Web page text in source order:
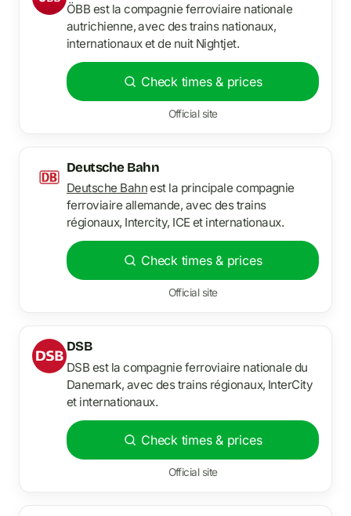
ÖBB est la compagnie ferroviaire nationale
autrichienne, avec des trains nationaux,
internationaux et de nuit Nightjet.
Check times & prices
Official site
Deutsche Bahn
Deutsche Bahnest la principale compagnie
ferroviaire allemande, avec des trains
régionaux, Intercity, ICE et internationaux.
Check times & prices
Official site
DSB
DSB est la compagnie ferroviaire nationale du
Danemark, avec des trains régionaux, InterCity
et internationaux.
Check times & prices
Official site